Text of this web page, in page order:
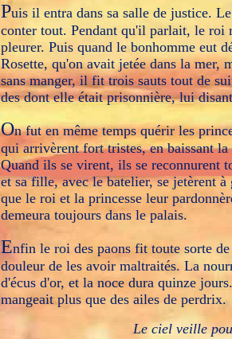
Puis il entra dans sa salle de justice.
conter tout. Pendant qu'il parlait, le
pleurer. Puis quand le bonhomme eut
Rosette, qu'on avait jetée dans la mer,
sans manger, il fit trois sauts tout de
des dont elle était prisonnière, lui
On fut en même temps quérir les
qui arrivèrent fort tristes, en baissant
Quand ils se virent, ils se reconnurent
et sa fille, avec le batelier, se jetèrent
que le roi et la princesse leur
demeura toujours dans le palais.
Enfin le roi des paons fit toute sorte
douleur de les avoir maltraités. La
d'écus d'or, et la noce dura quinze
mangeait plus que des ailes de perdrix.
Le ciel veille